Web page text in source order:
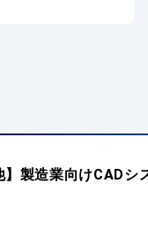
【その他】決済